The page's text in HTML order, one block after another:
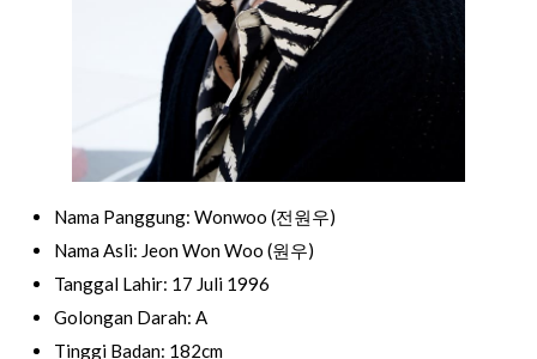
Nama Panggung: Wonwoo (전원우)
Nama Asli: Jeon Won Woo (원우)
Tanggal Lahir: 17 Juli 1996
Golongan Darah: A
Tinggi Badan: 182cm